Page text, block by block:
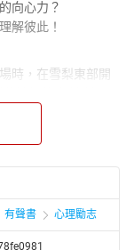
向心力？
解彼此！
時，在雪梨東部開
怨，完成分內之事
訓。19歲時，貝爾
經理，亞太、中東
總部負責人等。
有聲書 心理勵志